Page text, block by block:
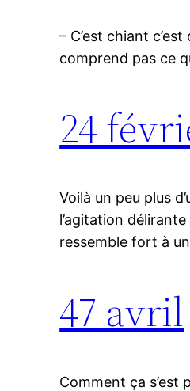
– C’est chiant
comprend pas ce
24
Voilà un peu plus
l’agitation
ressemble fort à
47 avril
Comment ça s’est